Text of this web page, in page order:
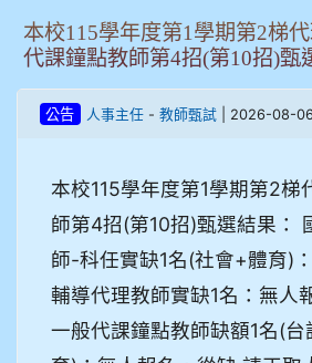
本校115學年度第1學期第2梯
代課鐘點教師第4招(第10招)甄
公告 人事主任- 教師甄試| 2026-08-06
本校115學年度第1學期第2梯
師第4招(第10招)甄選結果：
師-科任實缺1名(社會+體育)
輔導代理教師實缺1名：無人
一般代課鐘點教師缺額1名(